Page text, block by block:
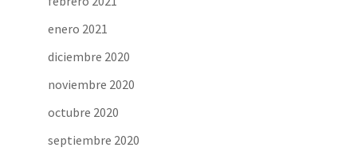
enero 2021
diciembre 2020
noviembre 2020
octubre 2020
septiembre 2020